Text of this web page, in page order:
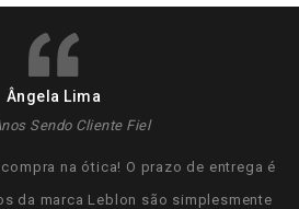
Ângela Lima
Sendo Cliente Fiel
na ótica! O prazo de entrega é
da marca Leblon são simplesmente